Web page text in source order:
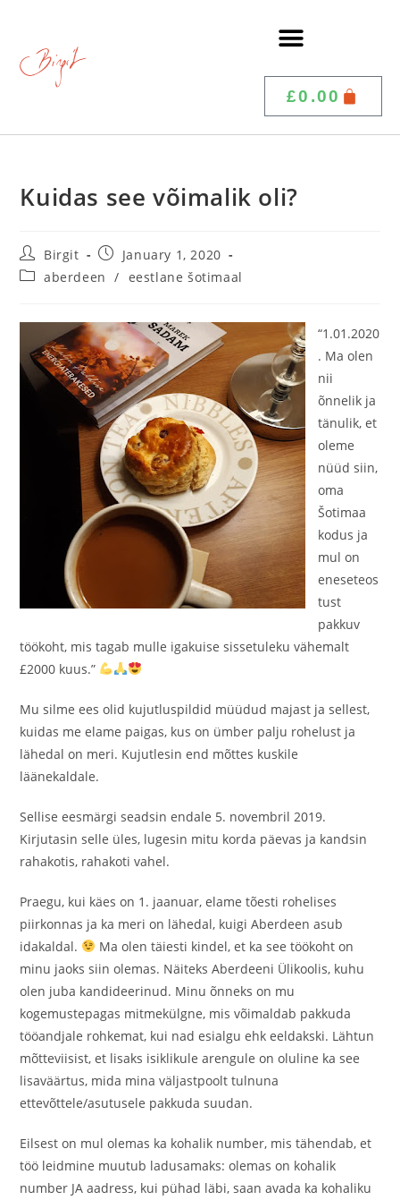
£0.00
Kuidas see võimalik oli?
Birgit
January 1, 2020
aberdeen
/ eestlane šotimaal
“1.01.2020
. Ma olen
nii
õnnelik ja
tänulik, et
oleme
nüüd siin,
oma
Šotimaa
kodus ja
mul on
eneseteos
tust
pakkuv
töökoht, mis tagab mulle igakuise sissetuleku vähemalt
£2000 kuus.”
Mu silme ees olid kujutluspildid müüdud majast ja sellest,
kuidas me elame paigas, kus on ümber palju rohelust ja
lähedal on meri. Kujutlesin end mõttes kuskile
läänekaldale.
Sellise eesmärgi seadsin endale 5. novembril 2019.
Kirjutasin selle üles, lugesin mitu korda päevas ja kandsin
rahakotis, rahakoti vahel.
Praegu, kui käes on 1. jaanuar, elame tõesti rohelises
piirkonnas ja ka meri on lähedal, kuigi Aberdeen asub
idakaldal.
Ma olen täiesti kindel, et ka see töökoht on
minu jaoks siin olemas. Näiteks Aberdeeni Ülikoolis, kuhu
olen juba kandideerinud. Minu õnneks on mu
kogemustepagas mitmekülgne, mis võimaldab pakkuda
tööandjale rohkemat, kui nad esialgu ehk eeldakski. Lähtun
mõtteviisist, et lisaks isiklikule arengule on oluline ka see
lisaväärtus, mida mina väljastpoolt tulnuna
ettevõttele/asutusele pakkuda suudan.
Eilsest on mul olemas ka kohalik number, mis tähendab, et
töö leidmine muutub ladusamaks: olemas on kohalik
number JA aadress, kui pühad läbi, saan avada ka kohaliku